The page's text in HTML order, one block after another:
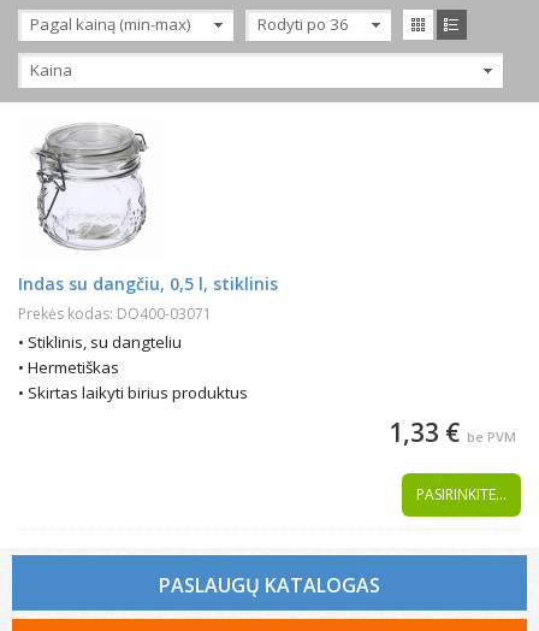
Pagal kainą (min-max) Rodyti po 36
Kaina
Indas su dangčiu, 0,5 l, stiklinis
Prekės kodas: DO400-03071
• Stiklinis, su dangteliu
• Hermetiškas
• Skirtas laikyti birius produktus
1,33 € be PVM
PASIRINKITE...
PASLAUGŲ KATALOGAS